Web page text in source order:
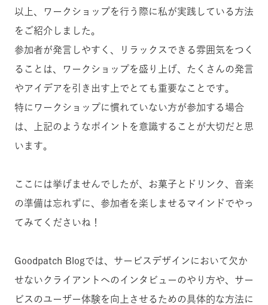
以上、ワークショップを行う際に私が実践している方法
をご紹介しました。
参加者が発言しやすく、リラックスできる雰囲気をつく
ることは、ワークショップを盛り上げ、たくさんの発言
やアイデアを引き出す上でとても重要なことです。
特にワークショップに慣れていない方が参加する場合
は、上記のようなポイントを意識することが大切だと思
います。
ここには挙げませんでしたが、お菓子とドリンク、音楽
の準備は忘れずに、参加者を楽しませるマインドでやっ
てみてくださいね！
Goodpatch Blogでは、サービスデザインにおいて欠か
せないクライアントへのインタビューのやり方や、サー
ビスのユーザー体験を向上させるための具体的な方法に